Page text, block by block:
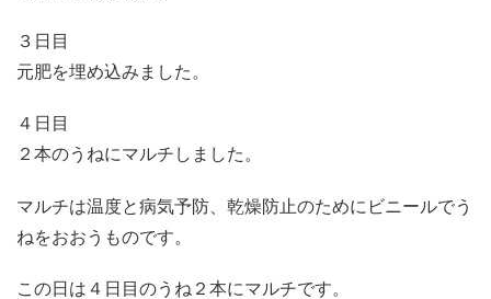
３日目
元肥を埋め込みました。
４日目
２本のうねにマルチしました。
マルチは温度と病気予防、乾燥防止のためにビニールでう
ねをおおうものです。
この日は４日目のうね２本にマルチです。